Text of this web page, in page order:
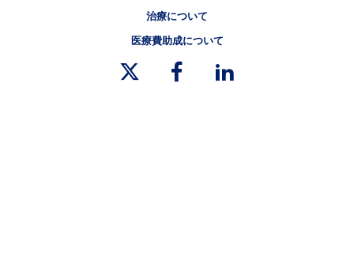
治療について
医療費助成について